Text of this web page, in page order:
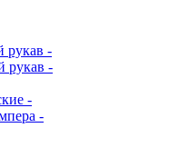
рукав -
рукав -
-
-